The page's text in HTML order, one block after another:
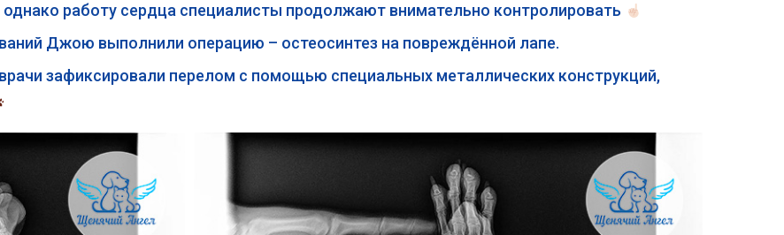
работу сердца специалисты продолжают внимательно контролировать
Джою выполнили операцию – остеосинтез на повреждённой лапе.
зафиксировали перелом с помощью специальных металлических конструкций,